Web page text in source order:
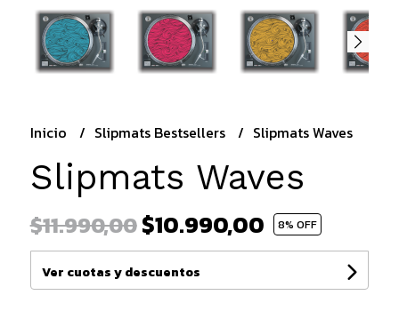
Inicio Slipmats Bestsellers Slipmats Waves
Slipmats Waves
$11.990,00$10.990,00 8% OFF
Ver cuotas y descuentos